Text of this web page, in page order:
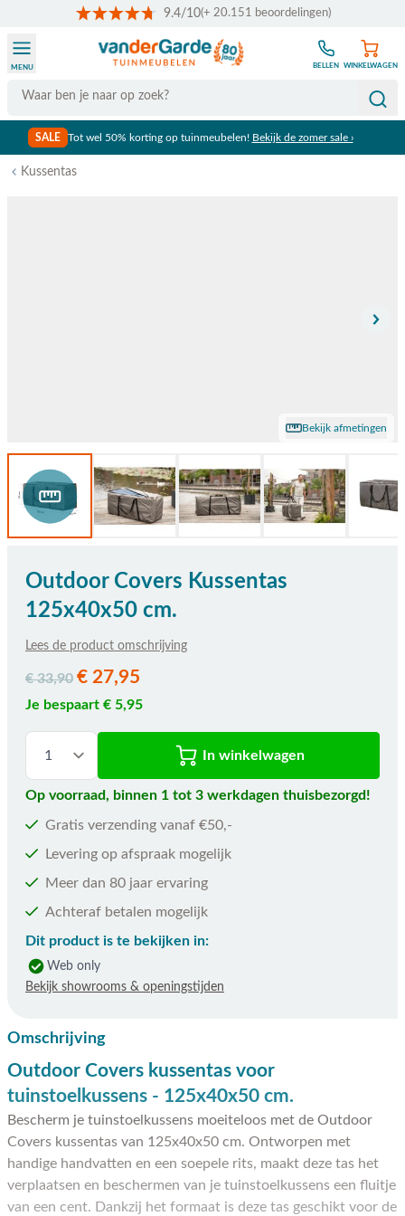
9.4/10(+ 20.151 beoordelingen)
Search
MENU BELLEN WINKELWAGEN
SALE Tot wel 50% korting op tuinmeubelen! Bekijk de zomer sale ›
Kussentas
Bekijk afmetingen
Outdoor Covers Kussentas
125x40x50 cm.
Lees de product omschrijving
€ 33,90 € 27,95
Je bespaart € 5,95
In winkelwagen
Op voorraad, binnen 1 tot 3 werkdagen thuisbezorgd!
Gratis verzending vanaf €50,-
Levering op afspraak mogelijk
Meer dan 80 jaar ervaring
Achteraf betalen mogelijk
Dit product is te bekijken in:
Web only
Bekijk showrooms & openingstijden
Omschrijving
Outdoor Covers kussentas voor
tuinstoelkussens - 125x40x50 cm.
Bescherm je tuinstoelkussens moeiteloos met de Outdoor
Covers kussentas van 125x40x50 cm. Ontworpen met
handige handvatten en een soepele rits, maakt deze tas het
verplaatsen en beschermen van je tuinstoelkussens een fluitje
van een cent. Dankzij het formaat is deze tas geschikt voor de